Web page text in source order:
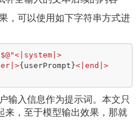
，可以使用如下字符串方式进
$@"<|system|>
{userPrompt}<|end|>
输入信息作为提示词。本文只
来，至于模型输出效果，那就